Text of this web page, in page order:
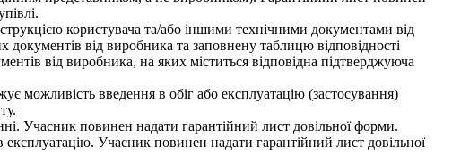
користувача та/або іншими технічними документами від
від виробника та заповнену таблицю відповідності
від виробника, на яких міститься відповідна підтверджуюча
можливість введення в обіг або експлуатацію (застосування)
Учасник повинен надати гарантійний лист довільної форми.
Учасник повинен надати гарантійний лист довільної